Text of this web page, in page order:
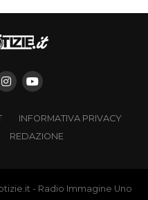
INFORMATIVA PRIVACY
REDAZIONE
- Radio Immagine Uno